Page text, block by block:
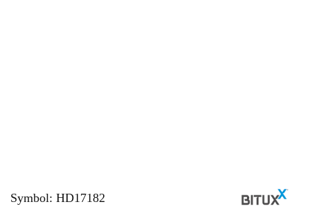
Symbol: HD17182